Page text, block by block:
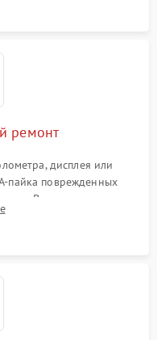
ремонт
дисплея или
пайка поврежденных
Восстановление
элементов